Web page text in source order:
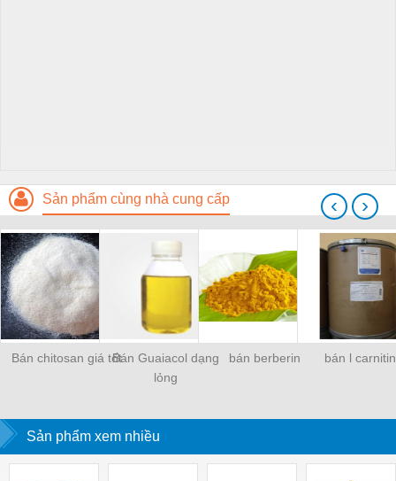
Sản phẩm cùng nhà cung cấp
Bán chitosan giá tốtBán Guaiacol dạng
lỏng
bán berberin bán l
‹ ›
Sản phẩm xem nhiều